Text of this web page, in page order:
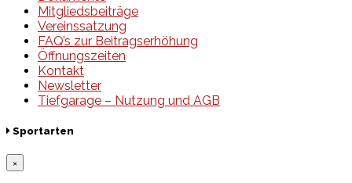
Mitgliedsbeiträge
Vereinssatzung
FAQ’s zur Beitragserhöhung
Öffnungszeiten
Kontakt
Newsletter
Tiefgarage – Nutzung und AGB
Sportarten
×